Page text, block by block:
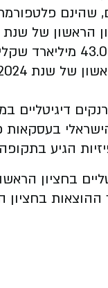
שהינם
זו לסכום כולל